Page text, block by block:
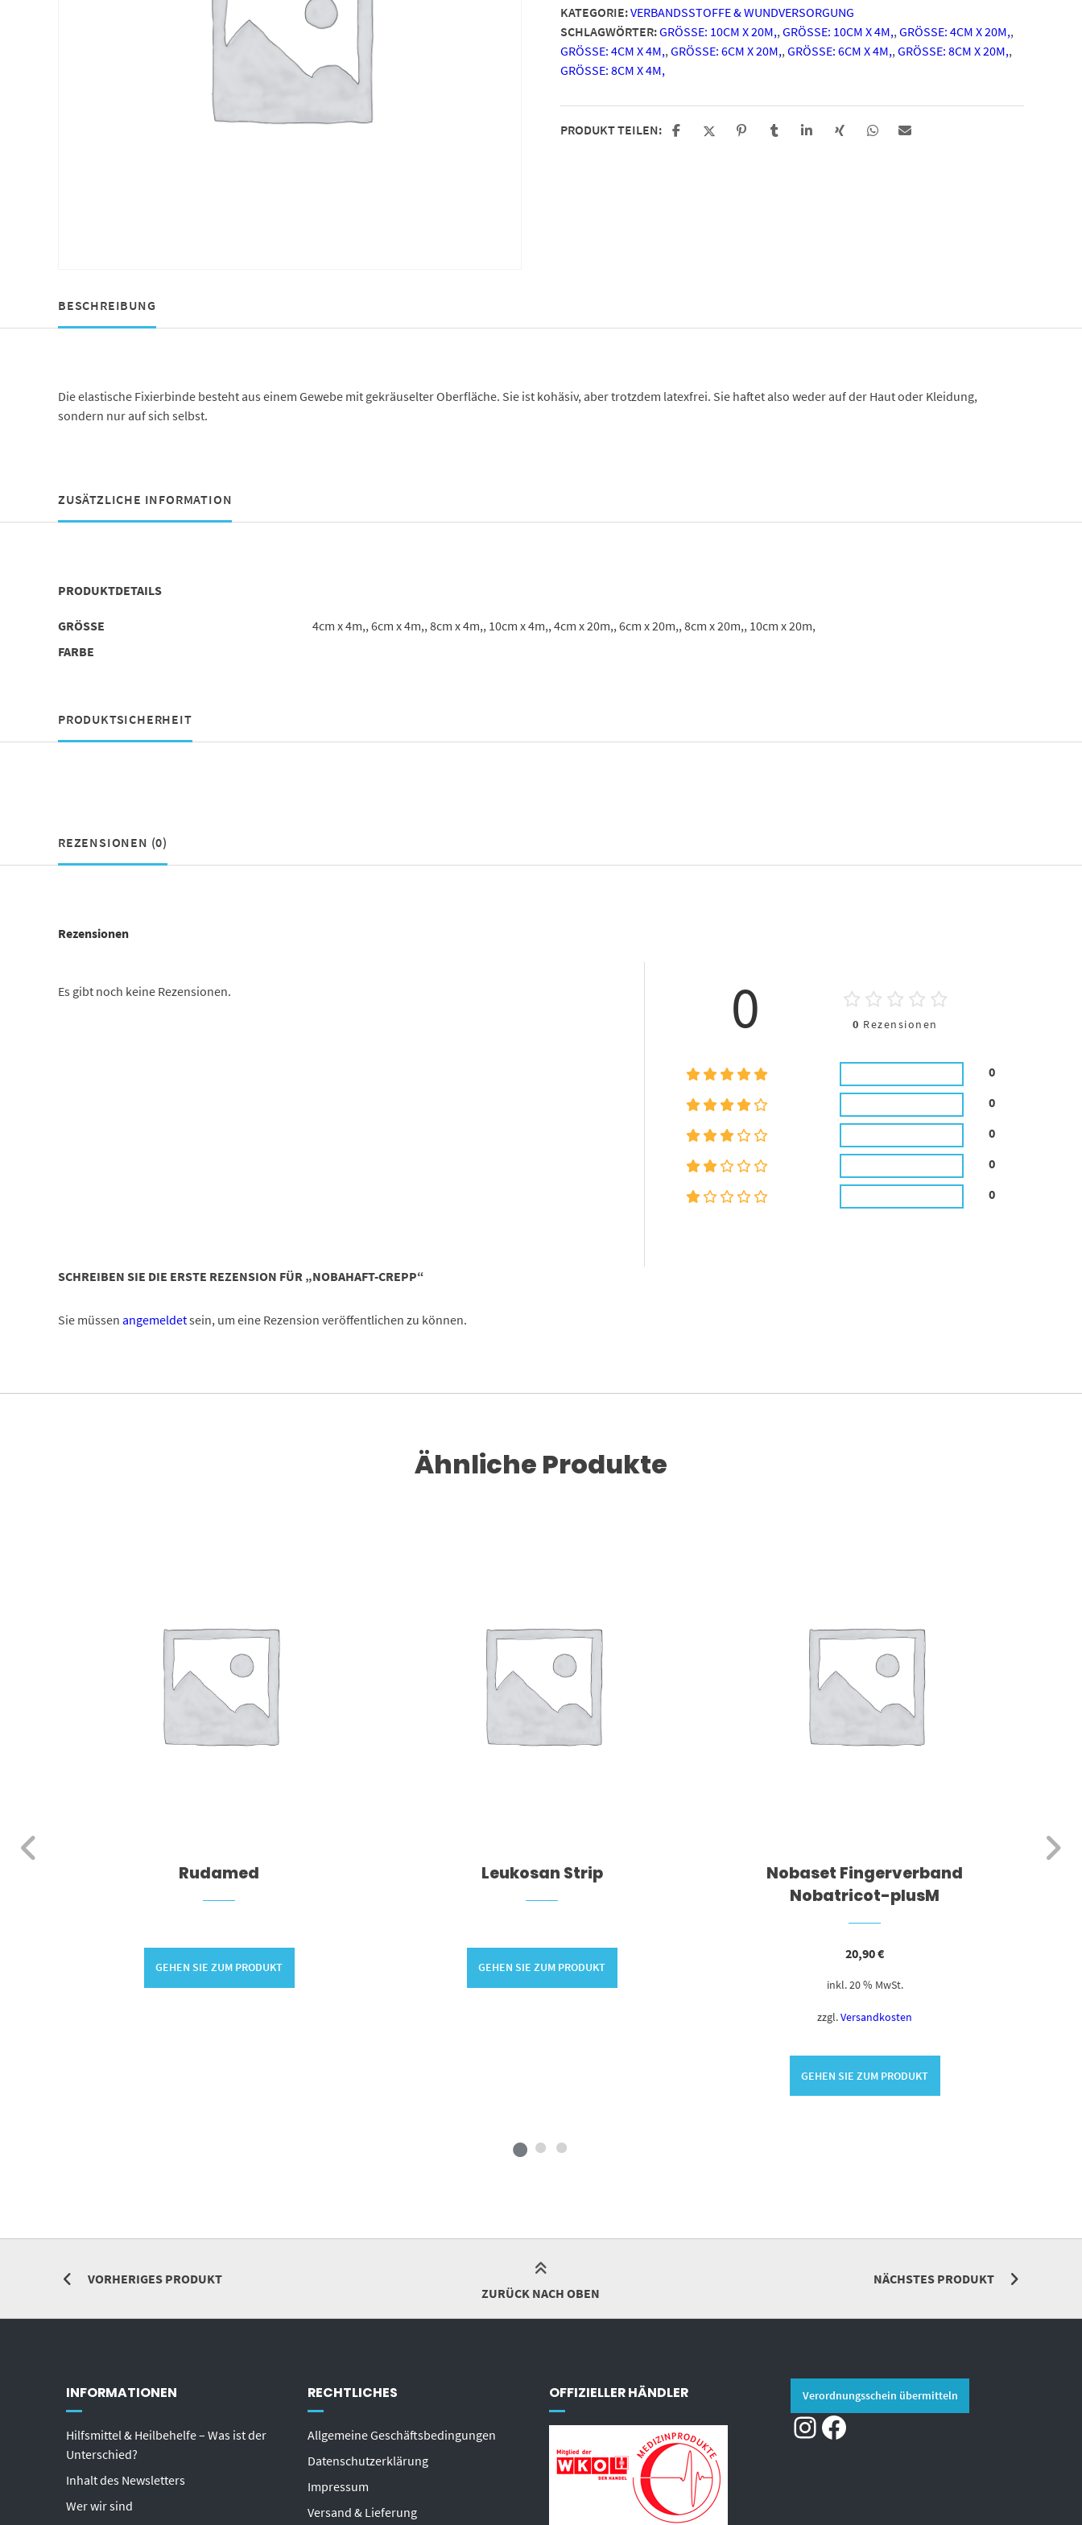
KATEGORIE:VERBANDSSTOFFE & WUNDVERSORGUNG
SCHLAGWÖRTER:GRÖSSE: 10CM X 20M, , GRÖSSE: 10CM X 4M, , GRÖSSE: 4CM X 20M, ,
GRÖSSE: 4CM X 4M, , GRÖSSE: 6CM X 20M, , GRÖSSE: 6CM X 4M, , GRÖSSE: 8CM X 20M, ,
GRÖSSE: 8CM X 4M,
PRODUKT TEILEN:
BESCHREIBUNG
Die elastische Fixierbinde besteht aus einem Gewebe mit gekräuselter Oberfläche. Sie ist kohäsiv, aber trotzdem latexfrei. Sie haftet also weder auf der Haut oder Kleidung,
sondern nur auf sich selbst.
ZUSÄTZLICHE INFORMATION
PRODUKTDETAILS
GRÖSSE
4cm x 4m,, 6cm x 4m,, 8cm x 4m,, 10cm x 4m,, 4cm x 20m,, 6cm x 20m,, 8cm x 20m,, 10cm x 20m,
FARBE
PRODUKTSICHERHEIT
REZENSIONEN (0)
Rezensionen
Es gibt noch keine Rezensionen. 0 0 Rezensionen
0
0
0
0
0
SCHREIBEN SIE DIE ERSTE REZENSION FÜR „NOBAHAFT-CREPP“
Sie müssen angemeldetsein, um eine Rezension veröffentlichen zu können.
Ähnliche Produkte
Rudamed
GEHEN SIE ZUM PRODUKT
Leukosan Strip
GEHEN SIE ZUM PRODUKT
Nobaset Fingerverband
Nobatricot-plusM
20,90€
inkl. 20 % MwSt.
zzgl.Versandkosten
GEHEN SIE ZUM PRODUKT
VORHERIGES PRODUKT
NÄCHSTES PRODUKT
ZURÜCK NACH OBEN
INFORMATIONEN
Hilfsmittel & Heilbehelfe – Was ist der
Unterschied?
Inhalt des Newsletters
Wer wir sind
RECHTLICHES
Allgemeine Geschäftsbedingungen
Datenschutzerklärung
Impressum
Versand & Lieferung
OFFIZIELLER HÄNDLER Verordnungsschein übermitteln
Instagram Facebook